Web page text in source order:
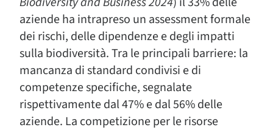
aziende ha intrapreso un assessment formale
dei rischi, delle dipendenze e degli impatti
sulla biodiversità. Tra le principali barriere: la
mancanza di standard condivisi e di
competenze specifiche, segnalate
rispettivamente dal 47% e dal 56% delle
aziende. La competizione per le risorse